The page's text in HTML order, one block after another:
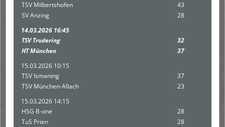
TSV Milbertshofen
43
SV Anzing
28
14.03.2026 16:45
TSV Trudering
32
HT München
37
15.03.2026 10:15
TSV Ismaning
37
TSV München-Allach
23
15.03.2026 14:15
HSG B-one
28
TuS Prien
28